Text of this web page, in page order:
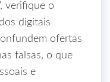
verifique o
digitais
ofertas
falsas, o que
e